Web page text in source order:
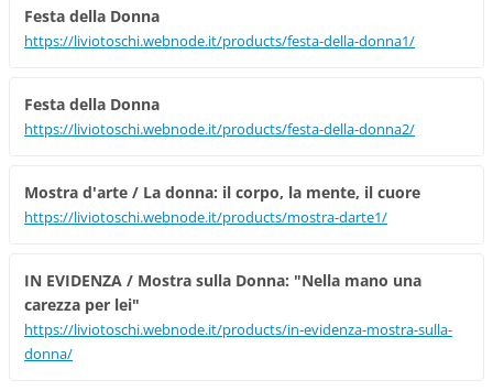
Festa della Donna
https://liviotoschi.webnode.it/products/festa-della-donna1/
Festa della Donna
https://liviotoschi.webnode.it/products/festa-della-donna2/
Mostra d'arte / La donna: il corpo, la mente, il cuore
https://liviotoschi.webnode.it/products/mostra-darte1/
IN EVIDENZA / Mostra sulla Donna: "Nella mano una
carezza per lei"
https://liviotoschi.webnode.it/products/in-evidenza-mostra-sulla-
donna/